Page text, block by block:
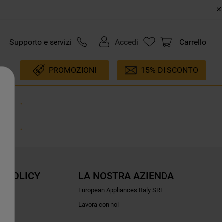
Supporto e servizi Accedi Carrello
PROMOZIONI 15% DI SCONTO
POLICY LA NOSTRA AZIENDA
European Appliances Italy SRL
Lavora con noi